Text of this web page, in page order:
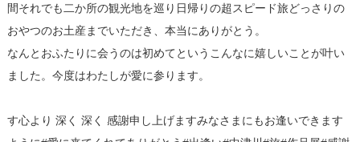
間それでも二か所の観光地を巡り日帰りの超スピード旅どっさりの
おやつのお土産までいただき、本当にありがとう。
なんとおふたりに会うのは初めてというこんなに嬉しいことが叶い
ました。今度はわたしが愛に参ります。
す️心より 深く 深く 感謝申し上げますみなさまにもお逢いできます